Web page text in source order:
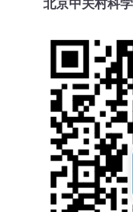
北京中关村科